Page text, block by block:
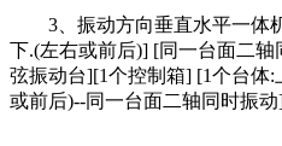
3、振动方向垂直水平一体
下.(左右或前后)] [同一台面二轴
弦振动台][1个控制箱] [1个台体
或前后)--同一台面二轴同时振